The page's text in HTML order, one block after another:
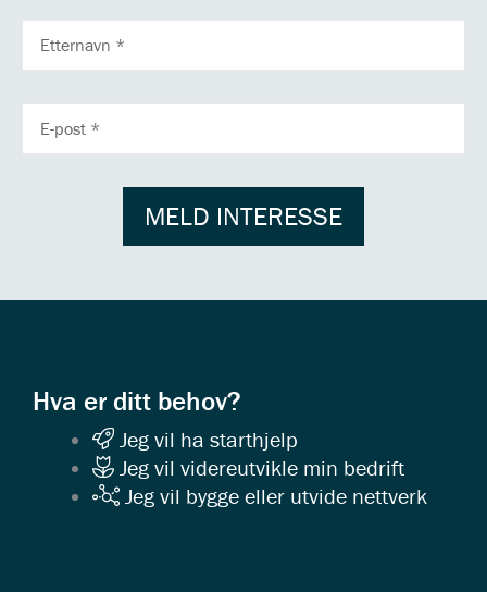
POSTADRESSE
MELD INTERESSE
Hva er ditt behov?
Jeg vil ha starthjelp
Jeg vil videreutvikle min bedrift
Jeg vil bygge eller utvide nettverk